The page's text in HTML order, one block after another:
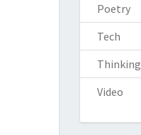
Poetry
Tech
Thinking
Video